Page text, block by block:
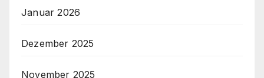
Januar 2026
Dezember 2025
November 2025